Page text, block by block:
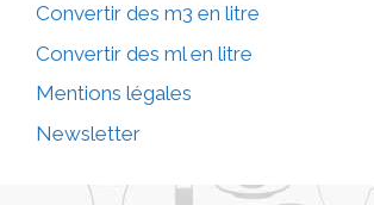
Convertir des m3 en litre
Convertir des ml en litre
Mentions légales
Newsletter